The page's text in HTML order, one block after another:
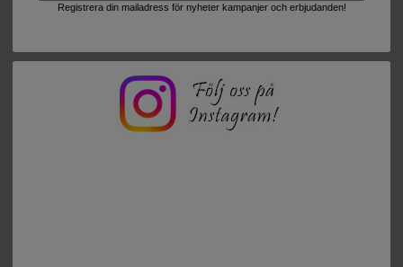
Registrera din mailadress för nyheter kampanjer och erbjudanden!